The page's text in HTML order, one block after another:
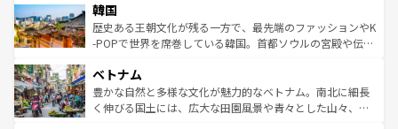
ワイを、存分に味わってほしい。 なお、新着のハワイ情報
はコンテンツ一覧を参照してほしい。
いる。アクティビティも充実しており、サーフィンやダイ
ビング、ハイキングなど、アウトドア好きにはたまらな
い。オーストラリアの多彩な魅力を存分に味わいつくそ
参照してほしい。
ン）、静ひつな山岳地帯である台湾東部など、都市の喧騒
と山間の静けさが共存しており、訪れる人に新しい発見と
驚きをもたらしてくれる。また、奥深い台湾の食文化も魅
容にもいいと評判のスイーツなど、バラエティ豊かな料理
が味わえる。 なお、新着の台湾情報は コンテンツ一覧を参
照してほしい。
韓国
歴史ある王朝文化が残る一方で、最先端のファッションやK
-POPで世界を席巻している韓国。首都ソウルの宮殿や伝統
き、地方に足を延ばせば四季折々の自然美を楽しむことが
できる。そして、キムチや焼肉、絶品のストリートフード
まで、さまざまな韓国料理が待っている。夜には、韓国な
ベトナム
豊かな自然と多様な文化が魅力的なベトナム。南北に細長
く伸びる国土には、広大な田園風景や青々とした山々、世